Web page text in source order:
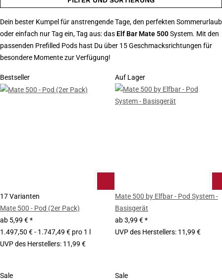
Dein bester Kumpel für anstrengende Tage, den perfekten Sommerurlaub
oder einfach nur Tag ein, Tag aus: das Elf Bar Mate 500System. Mit den
passenden Prefilled Pods hast Du über 15 Geschmacksrichtungen für
besondere Momente zur Verfügung!
Bestseller
17 Varianten
Mate 500 - Pod (2er Pack)
ab 5,99 €*
1.497,50 € - 1.747,49 € pro 1 l
UVP des Herstellers: 11,99 €
Auf Lager
Mate 500 by Elfbar - Pod System -
Basisgerät
ab3,99 €*
UVP des Herstellers: 11,99 €
Sale Sale